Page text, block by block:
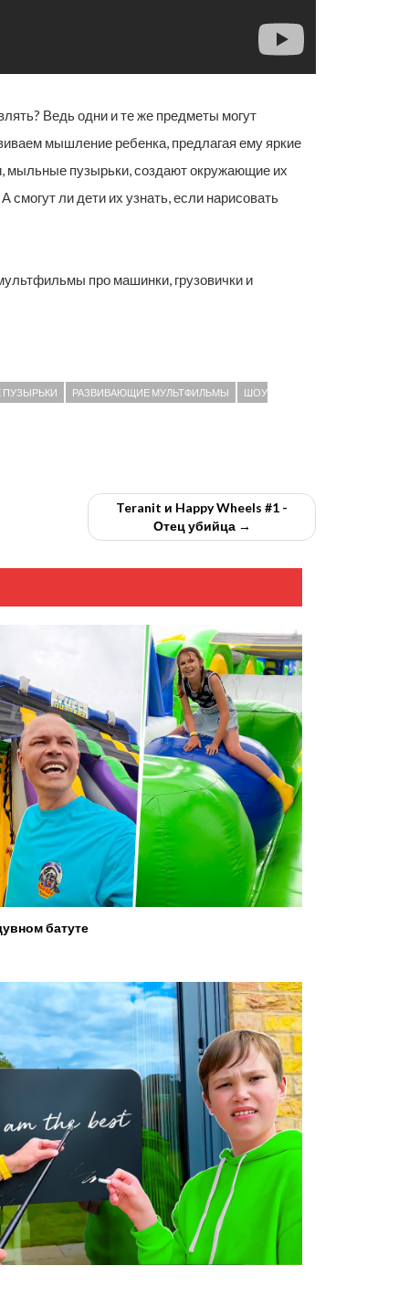
Ведь одни и те же предметы могут
мышление ребенка, предлагая ему яркие
мыльные пузырьки, создают окружающие их
ли дети их узнать, если нарисовать
про машинки, грузовички и
РАЗВИВАЮЩИЕ МУЛЬТФИЛЬМЫ ШОУ
Teranit и Happy Wheels #1 -
Отец убийца →
батуте